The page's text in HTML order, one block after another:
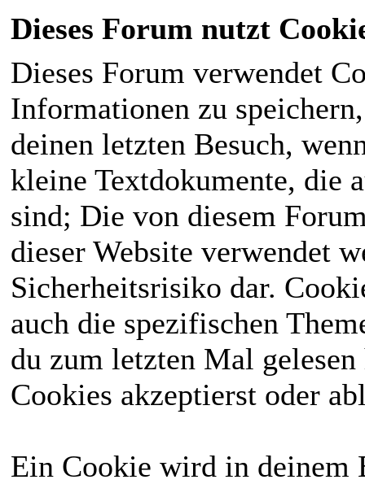
Dieses Forum nutzt
Dieses Forum verwendet
Informationen zu
deinen letzten Besuch,
kleine Textdokumente, die
sind; Die von diesem
dieser Website verwendet
Sicherheitsrisiko dar.
auch die spezifischen
du zum letzten Mal
Cookies akzeptierst oder
Ein Cookie wird in deinem